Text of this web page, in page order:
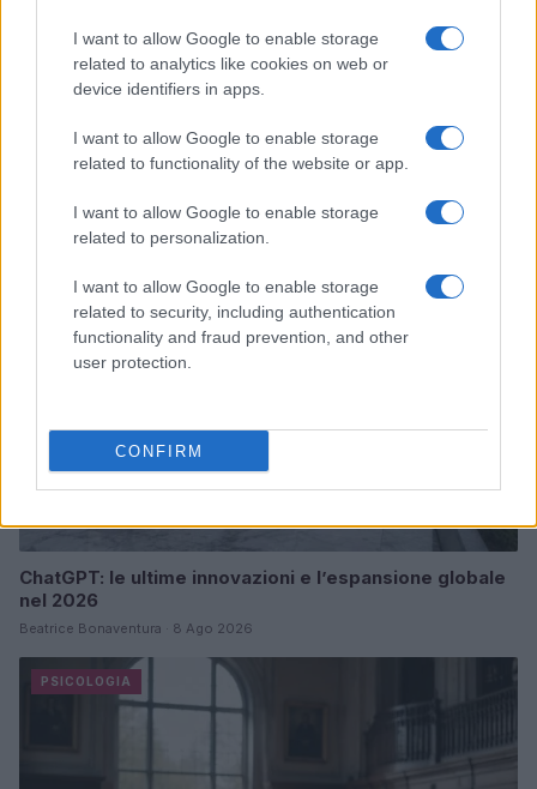
I want to allow Google to enable storage
related to analytics like cookies on web or
device identifiers in apps.
I want to allow Google to enable storage
related to functionality of the website or app.
I want to allow Google to enable storage
related to personalization.
I want to allow Google to enable storage
related to security, including authentication
functionality and fraud prevention, and other
user protection.
CONFIRM
Continua a leggere
PSICOLOGIA
ChatGPT: le ultime innovazioni e l’espansione globale
nel 2026
Beatrice Bonaventura · 8 Ago 2026
PSICOLOGIA